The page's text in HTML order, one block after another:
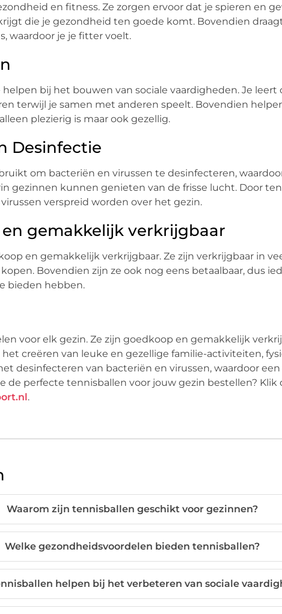
en fitness. Ze zorgen ervoor dat je spieren en
die je gezondheid ten goede komt. Bovendien
waardoor je je fitter voelt.
bij het bouwen van sociale vaardigheden. Je
terwijl je samen met anderen speelt. Bovendien
plezierig is maar ook gezellig.
Desinfectie
om bacteriën en virussen te desinfecteren,
gezinnen kunnen genieten van de frisse lucht. Door
verspreid worden over het gezin.
en gemakkelijk verkrijgbaar
en gemakkelijk verkrijgbaar. Ze zijn verkrijgbaar in
Bovendien zijn ze ook nog eens betaalbaar, dus
bieden hebben.
voor elk gezin. Ze zijn goedkoop en gemakkelijk
creëren van leuke en gezellige familie-activiteiten,
desinfecteren van bacteriën en virussen, waardoor
de perfecte tennisballen voor jouw gezin bestellen? Klik
.
Waarom zijn tennisballen geschikt voor gezinnen?
Welke gezondheidsvoordelen bieden tennisballen?
helpen bij het verbeteren van sociale